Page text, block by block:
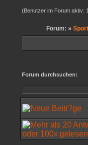
(Benutzer im Forum aktiv:
Forum: » Sport
Forum durchsuchen: